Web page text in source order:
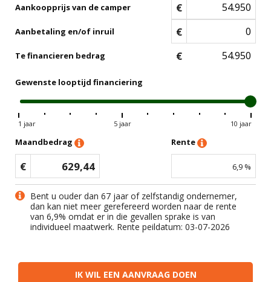
Aankoopprijs van de camper €
Aanbetaling en/of inruil €
Te financieren bedrag €
Gewenste looptijd financiering
1 jaar 5 jaar 10 jaar
Maandbedrag
€ 629,44
Rente
6,9 %
Bent u ouder dan 67 jaar of zelfstandig ondernemer,
dan kan niet meer gerefereerd worden naar de rente
van 6,9% omdat er in die gevallen sprake is van
individueel maatwerk. Rente peildatum: 03-07-2026
IK WIL EEN AANVRAAG DOEN